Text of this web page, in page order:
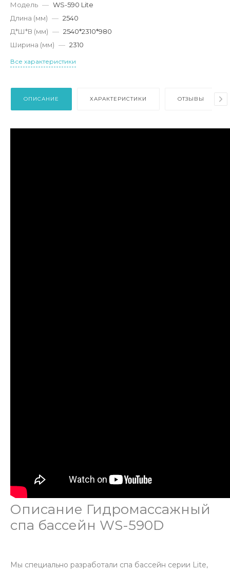
Модель — WS-590 Lite
Длина (мм) — 2540
Д*Ш*В (мм) — 2540*2310*980
Ширина (мм) — 2310
Все характеристики
ОПИСАНИЕ ХАРАКТЕРИСТИКИ ОТЗЫВЫ
Описание Гидромассажный
спа бассейн WS-590D
Мы специально разработали спа бассейн серии Lite,